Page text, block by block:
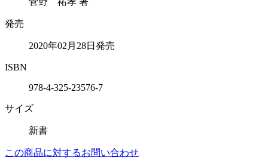
発売
2020年02月28日発売
ISBN
978-4-325-23576-7
サイズ
新書
この商品に対するお問い合わせ